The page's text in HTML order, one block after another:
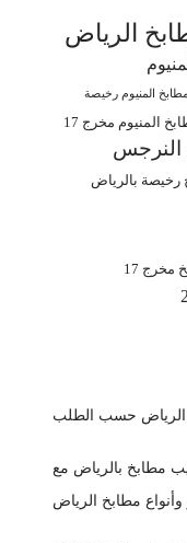
الرياض
مطابخ المنيوم رخيصة
المنيوم مخرج 17
رخيصة بالرياض
مخرج 17
الرياض حسب الطلب
مطابخ بالرياض مع
مطابخ الرياض